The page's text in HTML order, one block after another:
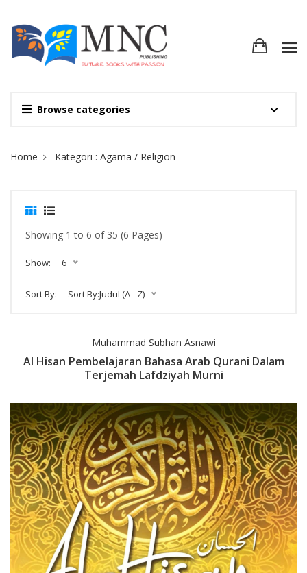
Browse categories
Site Breadcrumb
Home Kategori : Agama / Religion
Showing 1 to 6 of 35 (6 Pages)
Show: 6
Sort By: Sort By:Judul (A - Z)
Muhammad Subhan Asnawi
Al Hisan Pembelajaran Bahasa Arab Qurani Dalam
Terjemah Lafdziyah Murni